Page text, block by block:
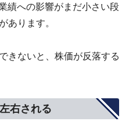
績への影響がまだ小さい段
あります。
きないと、株価が反落する
右される